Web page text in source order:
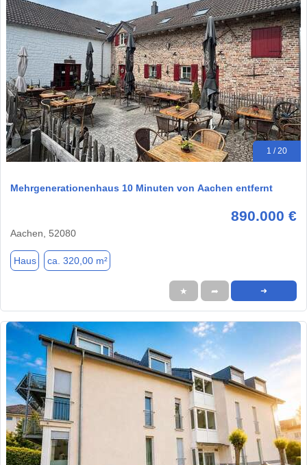
1 / 20
Mehrgenerationenhaus 10 Minuten von Aachen entfernt
890.000 €
Aachen, 52080
Haus ca. 320,00 m²
★ ➦ ➜